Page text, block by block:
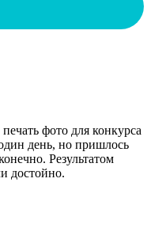
фото для конкурса
день, но пришлось
Результатом
достойно.